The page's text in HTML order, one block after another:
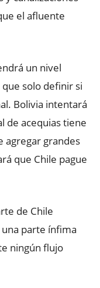
el afluente
un nivel
solo definir si
Bolivia intentará
de acequias tiene
agregar grandes
que Chile pague
de Chile
parte ínfima
ningún flujo